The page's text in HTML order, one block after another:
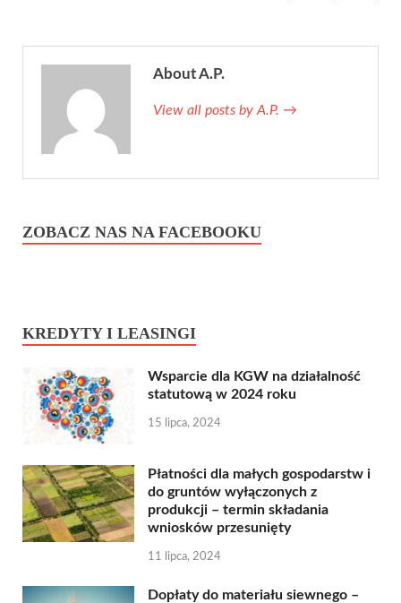
About A.P.
View all posts by A.P. →
ZOBACZ NAS NA FACEBOOKU
KREDYTY I LEASINGI
Wsparcie dla KGW na działalność
statutową w 2024 roku
15 lipca, 2024
Płatności dla małych gospodarstw i
do gruntów wyłączonych z
produkcji – termin składania
wniosków przesunięty
11 lipca, 2024
Dopłaty do materiału siewnego –